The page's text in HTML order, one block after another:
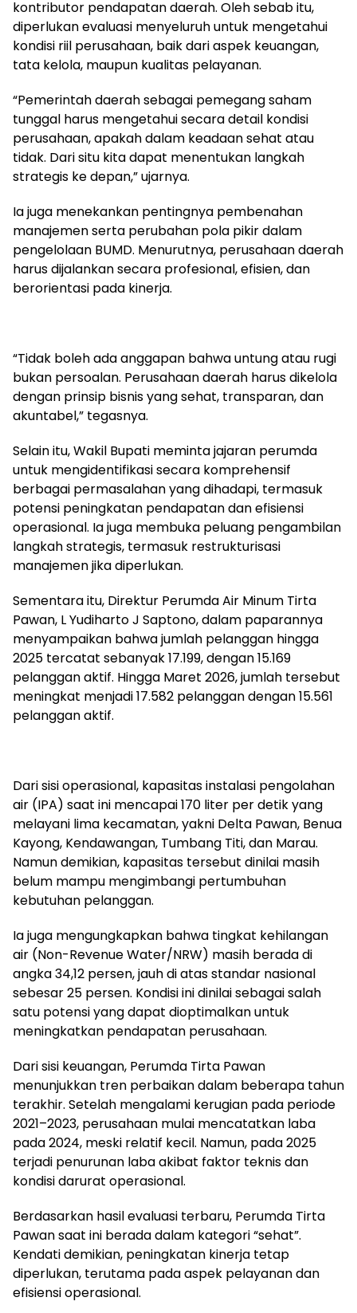
kontributor pendapatan daerah. Oleh sebab itu,
diperlukan evaluasi menyeluruh untuk mengetahui
kondisi riil perusahaan, baik dari aspek keuangan,
tata kelola, maupun kualitas pelayanan.
“Pemerintah daerah sebagai pemegang saham
tunggal harus mengetahui secara detail kondisi
perusahaan, apakah dalam keadaan sehat atau
tidak. Dari situ kita dapat menentukan langkah
strategis ke depan,” ujarnya.
Ia juga menekankan pentingnya pembenahan
manajemen serta perubahan pola pikir dalam
pengelolaan BUMD. Menurutnya, perusahaan daerah
harus dijalankan secara profesional, efisien, dan
berorientasi pada kinerja.
“Tidak boleh ada anggapan bahwa untung atau rugi
bukan persoalan. Perusahaan daerah harus dikelola
dengan prinsip bisnis yang sehat, transparan, dan
akuntabel,” tegasnya.
Selain itu, Wakil Bupati meminta jajaran perumda
untuk mengidentifikasi secara komprehensif
berbagai permasalahan yang dihadapi, termasuk
potensi peningkatan pendapatan dan efisiensi
operasional. Ia juga membuka peluang pengambilan
langkah strategis, termasuk restrukturisasi
manajemen jika diperlukan.
Sementara itu, Direktur Perumda Air Minum Tirta
Pawan, L Yudiharto J Saptono, dalam paparannya
menyampaikan bahwa jumlah pelanggan hingga
2025 tercatat sebanyak 17.199, dengan 15.169
pelanggan aktif. Hingga Maret 2026, jumlah tersebut
meningkat menjadi 17.582 pelanggan dengan 15.561
pelanggan aktif.
Dari sisi operasional, kapasitas instalasi pengolahan
air (IPA) saat ini mencapai 170 liter per detik yang
melayani lima kecamatan, yakni Delta Pawan, Benua
Kayong, Kendawangan, Tumbang Titi, dan Marau.
Namun demikian, kapasitas tersebut dinilai masih
belum mampu mengimbangi pertumbuhan
kebutuhan pelanggan.
Ia juga mengungkapkan bahwa tingkat kehilangan
air (Non-Revenue Water/NRW) masih berada di
angka 34,12 persen, jauh di atas standar nasional
sebesar 25 persen. Kondisi ini dinilai sebagai salah
satu potensi yang dapat dioptimalkan untuk
meningkatkan pendapatan perusahaan.
Dari sisi keuangan, Perumda Tirta Pawan
menunjukkan tren perbaikan dalam beberapa tahun
terakhir. Setelah mengalami kerugian pada periode
2021–2023, perusahaan mulai mencatatkan laba
pada 2024, meski relatif kecil. Namun, pada 2025
terjadi penurunan laba akibat faktor teknis dan
kondisi darurat operasional.
Berdasarkan hasil evaluasi terbaru, Perumda Tirta
Pawan saat ini berada dalam kategori “sehat”.
Kendati demikian, peningkatan kinerja tetap
diperlukan, terutama pada aspek pelayanan dan
efisiensi operasional.